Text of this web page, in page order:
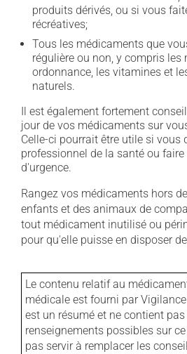
produits dérivés, ou si vous
récréatives;
Tous les médicaments que
régulière ou non, y compris
ordonnance, les vitamines et
naturels.
Il est également fortement
jour de vos médicaments sur
Celle-ci pourrait être utile si vous
professionnel de la santé ou
d'urgence.
Rangez vos médicaments hors
enfants et des animaux de
tout médicament inutilisé ou
pour qu'elle puisse en disposer
Le contenu relatif au
médicale est fourni par
est un résumé et ne contient
renseignements possibles sur
pas servir à remplacer les